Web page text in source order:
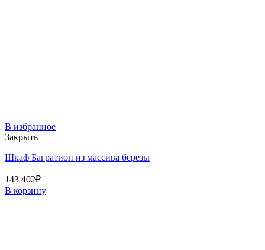
В избранное
Закрыть
Шкаф Багратион из массива березы
143 402₽
В корзину